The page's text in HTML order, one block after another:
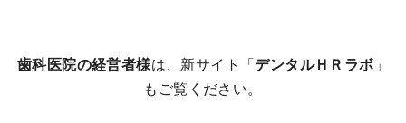
歯科医院の経営者様は、新サイト「デンタルＨＲラボ 」
もご覧ください。